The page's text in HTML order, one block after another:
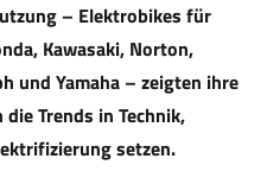
– Elektrobikes für
Kawasaki, Norton,
und Yamaha – zeigten ihre
Trends in Technik,
setzen.